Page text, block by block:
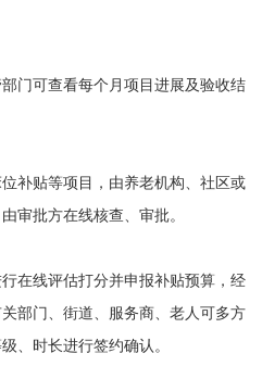
门可查看每个月项目进展及验收结
补贴等项目，由养老机构、社区或
审批方在线核查、审批。
在线评估打分并申报补贴预算，经
部门、街道、服务商、老人可多方
、时长进行签约确认。